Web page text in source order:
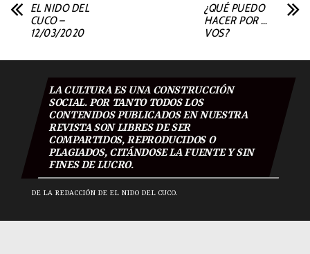
EL NIDO DEL
CUCO –
12/03/2020
¿QUÉ PUEDO
HACER POR …
VOS?
LA CULTURA ES UNA CONSTRUCCIÓN
SOCIAL. POR TANTO TODOS LOS
CONTENIDOS PUBLICADOS EN NUESTRA
REVISTA SON LIBRES DE SER
COMPARTIDOS, REPRODUCIDOS O
PLAGIADOS, CITÁNDOSE LA FUENTE Y SIN
FINES DE LUCRO.
DE LA REDACCIÓN DE EL NIDO DEL CUCO.